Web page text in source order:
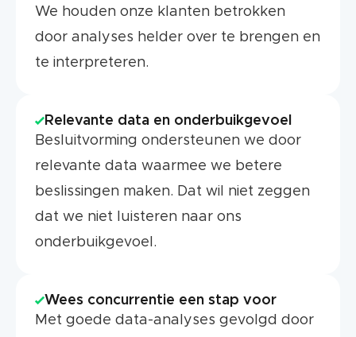
We houden onze klanten betrokken
door analyses helder over te brengen en
te interpreteren.
Relevante data en onderbuikgevoel
Besluitvorming ondersteunen we door
relevante data waarmee we betere
beslissingen maken. Dat wil niet zeggen
dat we niet luisteren naar ons
onderbuikgevoel.
Wees concurrentie een stap voor
Met goede data-analyses gevolgd door